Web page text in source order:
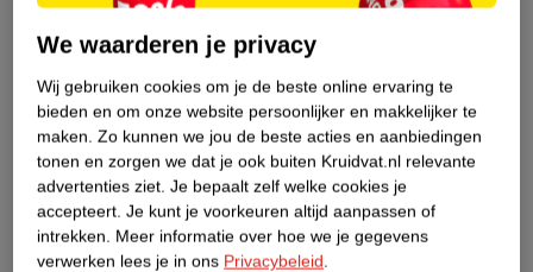
Over dit product
Nature Impact Score
Dit product heeft (nog) geen Nature
Impact Score.
Meer informatie
We waarderen je privacy
Wij gebruiken cookies om je de beste online ervaring te
bieden en om onze website persoonlijker en makkelijker te
maken. Zo kunnen we jou de beste acties en aanbiedingen
tonen en zorgen we dat je ook buiten Kruidvat.nl relevante
advertenties ziet. Je bepaalt zelf welke cookies je
accepteert. Je kunt je voorkeuren altijd aanpassen of
intrekken. Meer informatie over hoe we je gegevens
verwerken lees je in ons Privacybeleid.